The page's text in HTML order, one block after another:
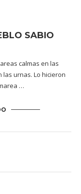
SABIO
calmas en las
urnas. Lo hicieron
…